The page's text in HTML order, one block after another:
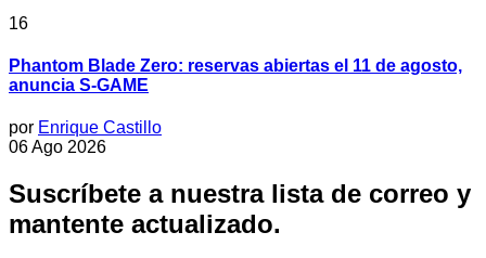
16
Phantom Blade Zero: reservas abiertas el 11 de agosto,
anuncia S-GAME
por Enrique Castillo
06 Ago 2026
Suscríbete a nuestra lista de correo y
mantente actualizado.